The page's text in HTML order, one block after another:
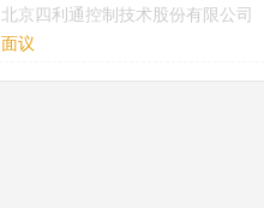
北京四利通控制技术股份有限公司
面议